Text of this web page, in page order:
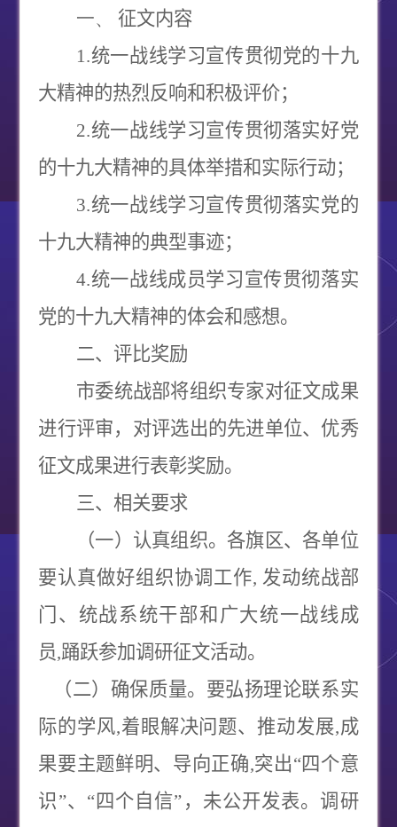
一、 征文内容
1.统一战线学习宣传贯彻党的十九
大精神的热烈反响和积极评价；
2.统一战线学习宣传贯彻落实好党
的十九大精神的具体举措和实际行动；
3.统一战线学习宣传贯彻落实党的
十九大精神的典型事迹；
4.统一战线成员学习宣传贯彻落实
党的十九大精神的体会和感想。
二、评比奖励
市委统战部将组织专家对征文成果
进行评审，对评选出的先进单位、优秀
征文成果进行表彰奖励。
三、相关要求
（一）认真组织。各旗区、各单位
要认真做好组织协调工作, 发动统战部
门、统战系统干部和广大统一战线成
员,踊跃参加调研征文活动。
（二）确保质量。要弘扬理论联系实
际的学风,着眼解决问题、推动发展,成
果要主题鲜明、导向正确,突出“四个意
识”、 “四个自信” ，未公开发表。调研